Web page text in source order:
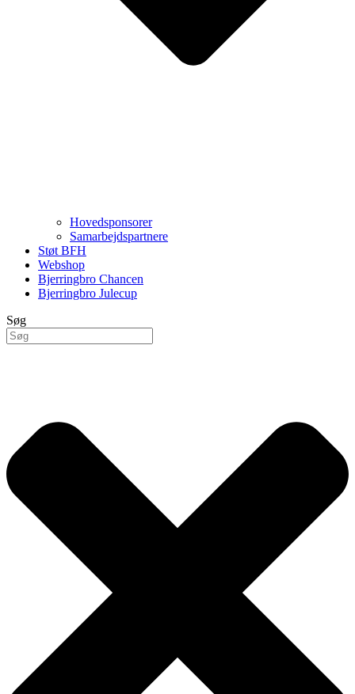
Hovedsponsorer
Samarbejdspartnere
Støt BFH
Webshop
Bjerringbro Chancen
Bjerringbro Julecup
Søg